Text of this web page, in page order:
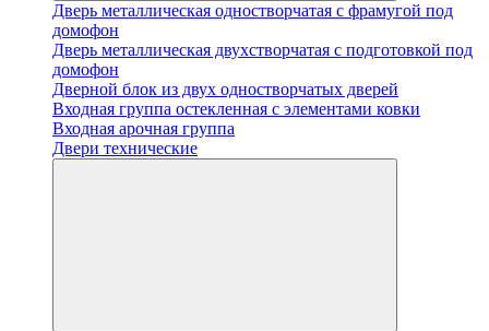
Дверь металлическая одностворчатая с фрамугой под
домофон
Дверь металлическая двухстворчатая с подготовкой под
домофон
Дверной блок из двух одностворчатых дверей
Входная группа остекленная с элементами ковки
Входная арочная группа
Двери технические